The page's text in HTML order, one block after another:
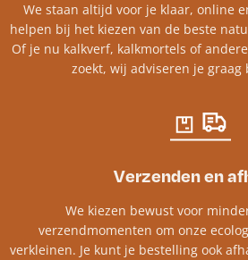
We staan altijd voor je klaar, online
helpen bij het kiezen van de beste
Of je nu kalkverf, kalkmortels of
zoekt, wij adviseren je graag
Verzenden en
We kiezen bewust voor
verzendmomenten om onze
verkleinen. Je kunt je bestelling ook